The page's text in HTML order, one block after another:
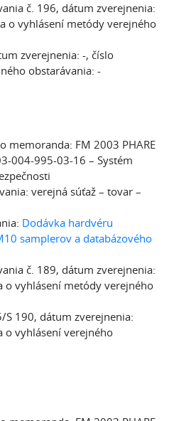
č. 196, dátum zverejnenia:
o vyhlásení metódy verejného
zverejnenia: -, číslo
obstarávania: -
memoranda: FM 2003 PHARE
004-995-03-16 – Systém
verejná súťaž – tovar –
Dodávka hardvéru
samplerov a databázového
č. 189, dátum zverejnenia:
o vyhlásení metódy verejného
190, dátum zverejnenia:
o vyhlásení verejného